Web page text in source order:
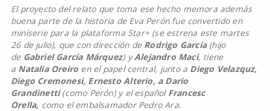
El proyecto del relato que toma ese hecho memora además
buena parte de la historia de Eva Perón fue convertido en
miniserie para la plataforma Star+ (se estrena este martes
26 de julio), que con dirección deRodrigo García(hijo
de Gabriel García Márquez) yAlejandro Maci, tiene
a Natalia Oreiro en el papel central, junto a Diego Velazquz,
Diego Cremonesi, Ernesto Alterio, a Dario
Grandinetti(como Perón) y el español Francesc
Orella, como el embalsamador Pedro Ara.